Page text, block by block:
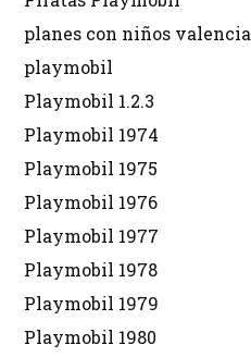
planes con niños valencia
playmobil
Playmobil 1.2.3
Playmobil 1974
Playmobil 1975
Playmobil 1976
Playmobil 1977
Playmobil 1978
Playmobil 1979
Playmobil 1980